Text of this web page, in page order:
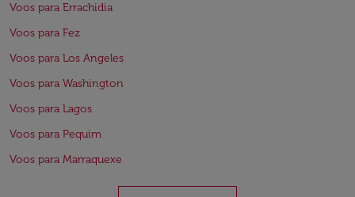
Voos para Errachidia
Voos para Fez
Voos para Los Angeles
Voos para Washington
Voos para Lagos
Voos para Pequim
Voos para Marraquexe